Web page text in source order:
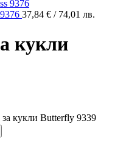
37,84 € / 74,01 лв.
кукли
кукли Butterfly 9339